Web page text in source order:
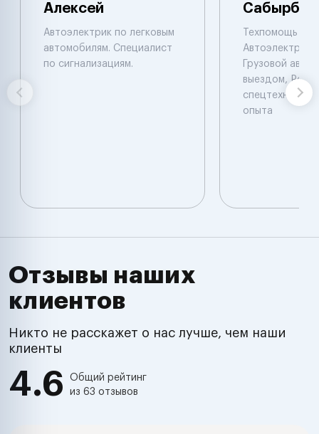
Алексей
Автоэлектрик по легковым
автомобилям. Специалист
по сигнализациям.
Сабырбек
Техпомощь на
Автоэлектрик
Грузовой
выездом,
спецтехники
опыта
Отзывы наших
клиентов
Никто не расскажет о нас лучше, чем наши
клиенты
4.6
Общий рейтинг
из 63 отзывов